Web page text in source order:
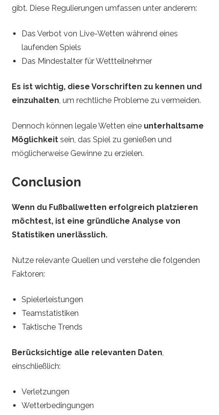
gibt. Diese Regulierungen umfassen unter anderem:
Das Verbot von Live-Wetten während eines
laufenden Spiels
Das Mindestalter für Wettteilnehmer
Es ist wichtig, diese Vorschriften zu kennen und
einzuhalten, um rechtliche Probleme zu vermeiden.
Dennoch können legale Wetten eine unterhaltsame
Möglichkeit sein, das Spiel zu genießen und
möglicherweise Gewinne zu erzielen.
Conclusion
Wenn du Fußballwetten erfolgreich platzieren
möchtest, ist eine gründliche Analyse von
Statistiken unerlässlich.
Nutze relevante Quellen und verstehe die folgenden
Faktoren:
Spielerleistungen
Teamstatistiken
Taktische Trends
Berücksichtige alle relevanten Daten
einschließlich:
Verletzungen
Wetterbedingungen